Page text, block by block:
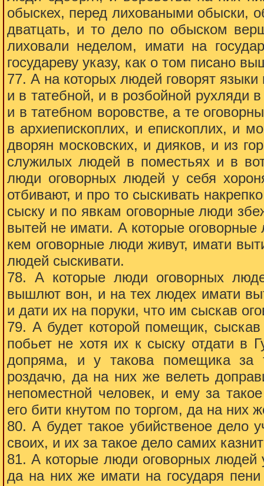
обыскех, перед лиховаными обыски,
дватцать, и то дело по обыском
лиховали неделом, имати на
государеву указу, как о том писано
77. А на которых людей говорят
и в татебной, и в розбойной рухляди
и в татебном воровстве, а те
в архиепископлих, и епископлих, и
дворян московских, и дияков, и из
служилых людей в поместьях и в
люди оговорных людей у себя
отбивают, и про то сыскивать
сыску и по явкам оговорные люди
вытей не имати. А которые
кем оговорные люди живут, имати
людей сыскивати.
78. А которые люди оговорных
вышлют вон, и на тех людех имати
и дати их на поруки, что им сыскав
79. А будет которой помещик,
побьет не хотя их к сыску отдати в
допряма, и у такова помещика за
роздачю, да на них же велеть
непоместной человек, и ему за
его бити кнутом по торгом, да на них
80. А будет такое убийственое дело
своих, и их за такое дело самих
81. А которые люди оговорных людей
да на них же имати на государя